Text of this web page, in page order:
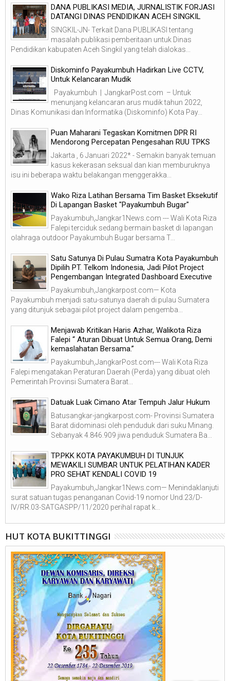
DANA PUBLIKASI MEDIA, JURNALISTIK FORJASI
DATANGI DINAS PENDIDIKAN ACEH SINGKIL
SINGKIL-JN- Terkait Dana PUBLIKASI tentang
masalah publikasi pemberitaan untuk Dinas
Pendidikan kabupaten Aceh Singkil yang telah dialokas...
Diskominfo Payakumbuh Hadirkan Live CCTV,
Untuk Kelancaran Mudik
Payakumbuh | JangkarPost.com – Untuk
menunjang kelancaran arus mudik tahun 2022,
Dinas Komunikasi dan Informatika (Diskominfo) Kota Pay...
Puan Maharani Tegaskan Komitmen DPR RI
Mendorong Percepatan Pengesahan RUU TPKS
Jakarta , 6 Januari 2022* - Semakin banyak temuan
kasus kekerasan seksual dan kian memburuknya
isu ini beberapa waktu belakangan menggerakka...
Wako Riza Latihan Bersama Tim Basket Eksekutif
Di Lapangan Basket "Payakumbuh Bugar"
Payakumbuh,Jangkar1News.com --- Wali Kota Riza
Falepi terciduk sedang bermain basket di lapangan
olahraga outdoor Payakumbuh Bugar bersama T...
Satu Satunya Di Pulau Sumatra Kota Payakumbuh
Dipilih PT. Telkom Indonesia, Jadi Pilot Project
Pengembangan Integrated Dashboard Executive
Payakumbuh,Jangkarpost.com— Kota
Payakumbuh menjadi satu-satunya daerah di pulau Sumatera
yang ditunjuk sebagai pilot project dalam pengemba...
Menjawab Kritikan Haris Azhar, Walikota Riza
Falepi “ Aturan Dibuat Untuk Semua Orang, Demi
kemaslahatan Bersama.”
Payakumbuh,JangkarPost.com--- Wali Kota Riza
Falepi mengatakan Peraturan Daerah (Perda) yang dibuat oleh
Pemerintah Provinsi Sumatera Barat...
Datuak Luak Cimano Atar Tempuh Jalur Hukum
Batusangkar-jangkarpost.com- Provinsi Sumatera
Barat didominasi oleh penduduk dari suku Minang.
Sebanyak 4.846.909 jiwa penduduk Sumatera Ba...
TP.PKK KOTA PAYAKUMBUH DI TUNJUK
MEWAKILI SUMBAR UNTUK PELATIHAN KADER
PRO SEHAT KENDALI COVID 19
Payakumbuh,Jangkar1News.com— Menindaklanjuti
surat satuan tugas penanganan Covid-19 nomor Und.23/D-
IV/RR.03-SATGASPP/11/2020 perihal rapat k...
HUT KOTA BUKITTINGGI